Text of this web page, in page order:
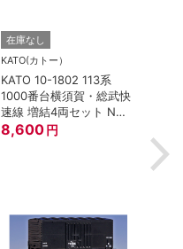
在庫なし
KATO(カトー）
KATO 10-1802 113系
1000番台横須賀・総武快
速線 増結4両セット Nゲ
ージ
8,600 円